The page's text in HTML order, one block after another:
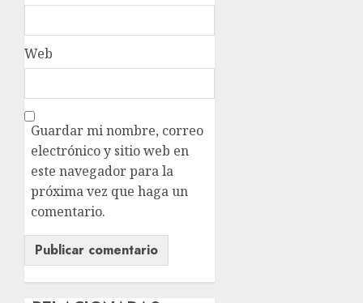
Web
Guardar mi nombre, correo
electrónico y sitio web en
este navegador para la
próxima vez que haga un
comentario.